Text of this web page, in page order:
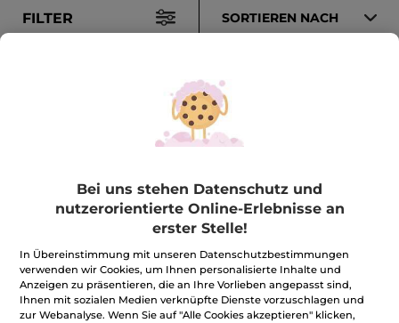
FILTER SORTIEREN NACH
sindpflanzlich
unsere Felder
biologisch
Bei uns stehen Datenschutz und
nutzerorientierte Online-Erlebnisse an
erster Stelle!
In Übereinstimmung mit unseren Datenschutzbestimmungen
verwenden wir Cookies, um Ihnen personalisierte Inhalte und
Anzeigen zu präsentieren, die an Ihre Vorlieben angepasst sind,
Ihnen mit sozialen Medien verknüpfte Dienste vorzuschlagen und
zur Webanalyse. Wenn Sie auf "Alle Cookies akzeptieren" klicken,